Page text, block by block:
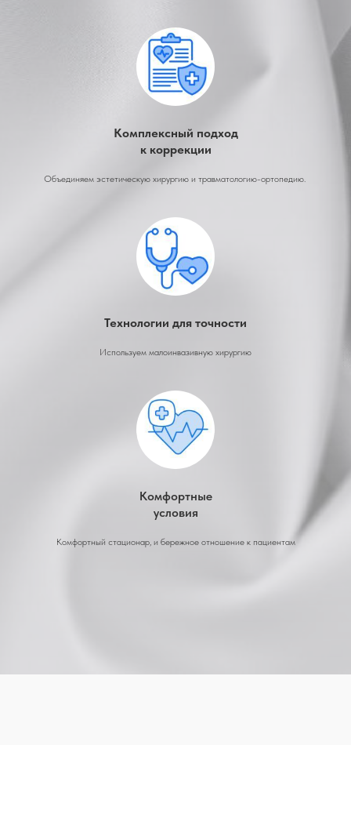
Комплексный подход
к коррекции
Объединяем эстетическую хирургию и травматологию-ортопедию.
Технологии для точности
Используем малоинвазивную хирургию
Комфортные
условия
Комфортный стационар, и бережное отношение к пациентам